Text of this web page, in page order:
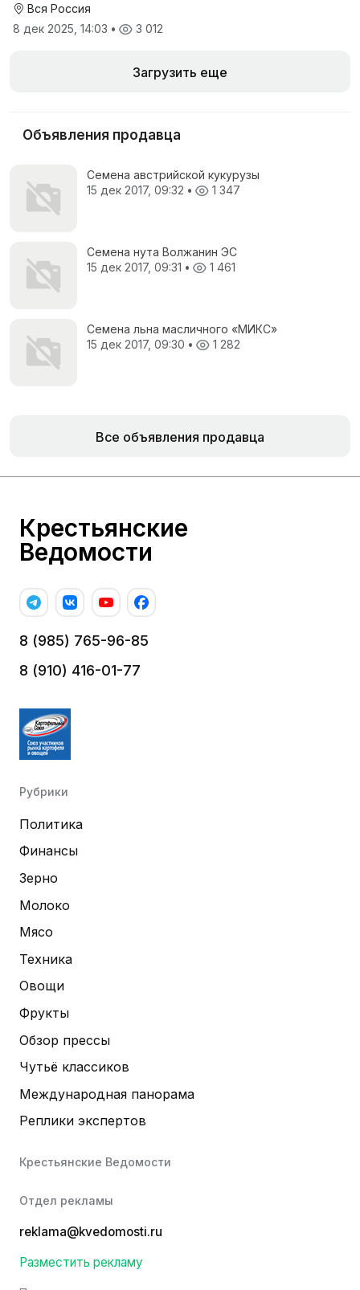
Вся Россия
8 дек 2025, 14:03 • 3 012
Загрузить еще
Объявления продавца
Семена австрийской кукурузы
15 дек 2017, 09:32 • 1 347
Семена нута Волжанин ЭС
15 дек 2017, 09:31 • 1 461
Семена льна масличного «МИКС»
15 дек 2017, 09:30 • 1 282
Все объявления продавца
Крестьянские
Ведомости
8 (985) 765-96-85
8 (910) 416-01-77
Рубрики
Политика
Финансы
Зерно
Молоко
Мясо
Техника
Овощи
Фрукты
Обзор прессы
Чутьё классиков
Международная панорама
Реплики экспертов
Крестьянские Ведомости
Отдел рекламы
reklama@kvedomosti.ru
Разместить рекламу